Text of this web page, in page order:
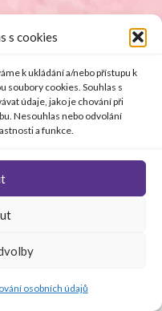
s cookies
k ukládání a/nebo přístupu k
soubory cookies. Souhlas s
údaje, jako je chování při
Nesouhlas nebo odvolání
a funkce.
osobních údajů
a dodavatelé obsahu
zakázáno.